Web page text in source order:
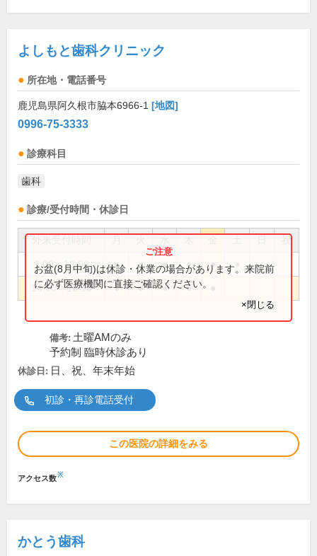
よしもと歯科クリニック
所在地・電話番号
鹿児島県阿久根市脇本6966-1 [地図]
0996-75-3333
診療科目
歯科
診療/受付時間・休診日
祝
9:00～12:00 ● ● ● ● ●
14:00～18:30 ● ● ● ●
お盆(8月中旬)は休診・休業の場合があります。来院前
に必ず医療機関に直接ご確認ください。
×閉じる
備考: 土曜AMのみ
予約制 臨時休診あり
休診日: 日、祝、年末年始
初診・再診電話受付
この医院の詳細をみる
アクセス数※
かとう歯科